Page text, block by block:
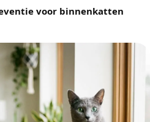
voor binnenkatten